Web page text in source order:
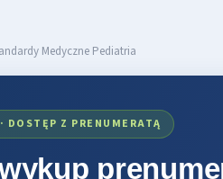
Medyczne Pediatria
DOSTĘP Z PRENUMERATĄ